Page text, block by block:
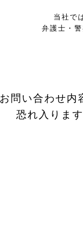
当社で
弁護士・
お問い合わせ内
恐れ入りま